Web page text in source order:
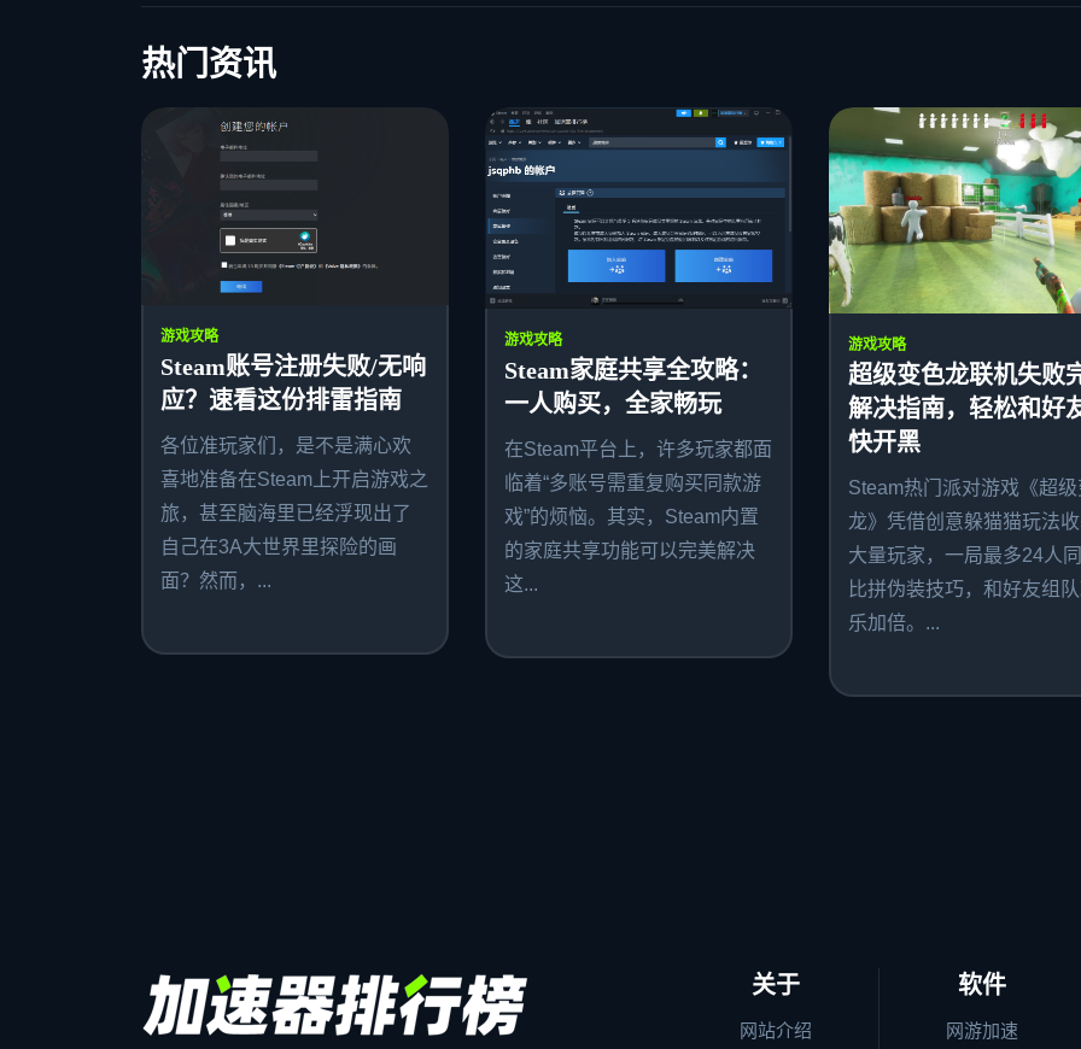
热门资讯
游戏攻略
Steam账号注册失败/无响
应？速看这份排雷指南
各位准玩家们，是不是满心欢
喜地准备在Steam上开启游戏之
旅，甚至脑海里已经浮现出了
自己在3A大世界里探险的画
面？然而，...
游戏攻略
Steam家庭共享全攻略：
一人购买，全家畅玩
在Steam平台上，许多玩家都面
临着“多账号需重复购买同款游
戏”的烦恼。其实，Steam内置
的家庭共享功能可以完美解决
这...
游戏攻略
超级变色龙联机失败
解决指南，轻松和好
快开黑
Steam热门派对游戏《超
龙》凭借创意躲猫猫玩法
大量玩家，一局最多24人
比拼伪装技巧，和好友组
乐加倍。...
关于
网站介绍
软件
网游加速